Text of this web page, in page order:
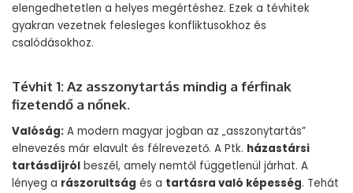
elengedhetetlen a helyes megértéshez. Ezek a tévhitek
gyakran vezetnek felesleges konfliktusokhoz és
csalódásokhoz.
Tévhit 1: Az asszonytartás mindig a férfinak
fizetendő a nőnek.
Valóság: A modern magyar jogban az „asszonytartás”
elnevezés már elavult és félrevezető. A Ptk. házastársi
tartásdíjról beszél, amely nemtől függetlenül járhat. A
lényeg a rászorultság és a tartásra való képesség. Tehát